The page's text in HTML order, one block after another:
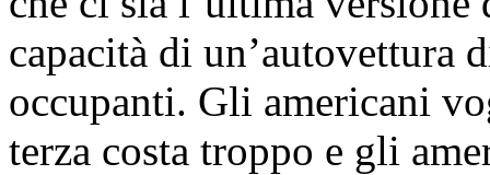
capacità di un’autovettura
occupanti. Gli americani
terza costa troppo e gli